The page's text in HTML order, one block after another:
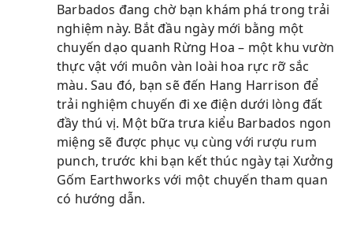
Barbados đang chờ bạn khám phá trong trải
nghiệm này. Bắt đầu ngày mới bằng một
chuyến dạo quanh Rừng Hoa – một khu vườn
thực vật với muôn vàn loài hoa rực rỡ sắc
màu. Sau đó, bạn sẽ đến Hang Harrison để
trải nghiệm chuyến đi xe điện dưới lòng đất
đầy thú vị. Một bữa trưa kiểu Barbados ngon
miệng sẽ được phục vụ cùng với rượu rum
punch, trước khi bạn kết thúc ngày tại Xưởng
Gốm Earthworks với một chuyến tham quan
có hướng dẫn.